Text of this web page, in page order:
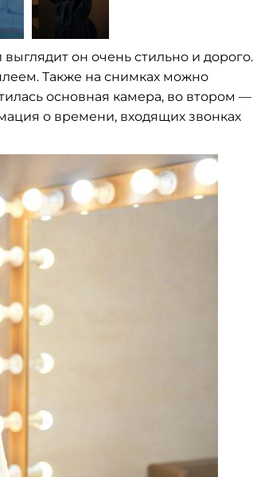
выглядит он очень стильно и
Также на снимках можно
основная камера, во втором —
о времени, входящих звонках